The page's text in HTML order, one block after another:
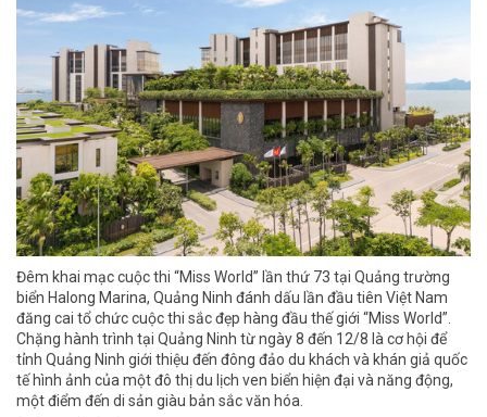
Đêm khai mạc cuộc thi “Miss World” lần thứ 73 tại Quảng trường
biển Halong Marina, Quảng Ninh đánh dấu lần đầu tiên Việt Nam
đăng cai tổ chức cuộc thi sắc đẹp hàng đầu thế giới “Miss World”.
Chặng hành trình tại Quảng Ninh từ ngày 8 đến 12/8 là cơ hội để
tỉnh Quảng Ninh giới thiệu đến đông đảo du khách và khán giả quốc
tế hình ảnh của một đô thị du lịch ven biển hiện đại và năng động,
một điểm đến di sản giàu bản sắc văn hóa.